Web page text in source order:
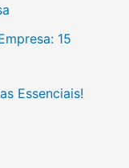
15
Essenciais!